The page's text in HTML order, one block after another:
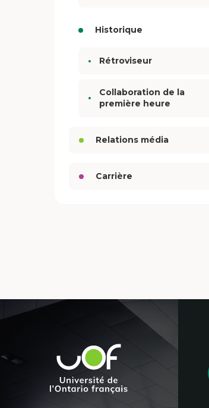
Historique
Rétroviseur
Collaboration de la
première heure
Relations média
Carrière
Coordonnées
et
informations